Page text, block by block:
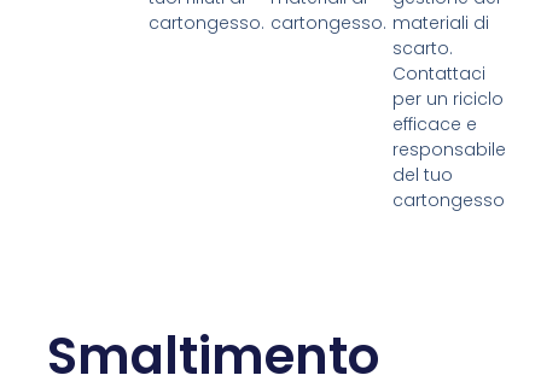
cartongesso. cartongesso. materiali di
scarto.
Contattaci
per un riciclo
efficace e
responsabile
del tuo
cartongesso
Smaltimento